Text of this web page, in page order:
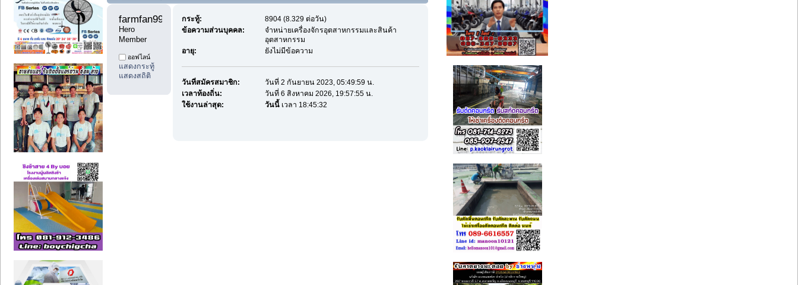
Hero
Member
ออฟไลน์
แสดงกระทู้
แสดงสถิติ
กระทู้:
8904 (8.329 ต่อวัน)
ข้อความส่วนบุคคล:
จำหน่ายเครื่องจักรอุตสาหกรรมและสินค้า
อุตสาหกรรม
อายุ:
ยังไม่มีข้อความ
วันที่สมัครสมาชิก:
วันที่ 2 กันยายน 2023, 05:49:59 น.
เวลาท้องถิ่น:
วันที่ 6 สิงหาคม 2026, 19:57:55 น.
ใช้งานล่าสุด:
วันนี้เวลา 18:45:32